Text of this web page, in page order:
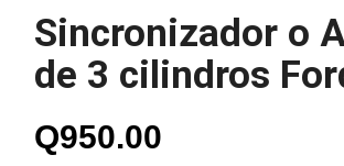
Sincronizador o
de 3 cilindros
Q950.00